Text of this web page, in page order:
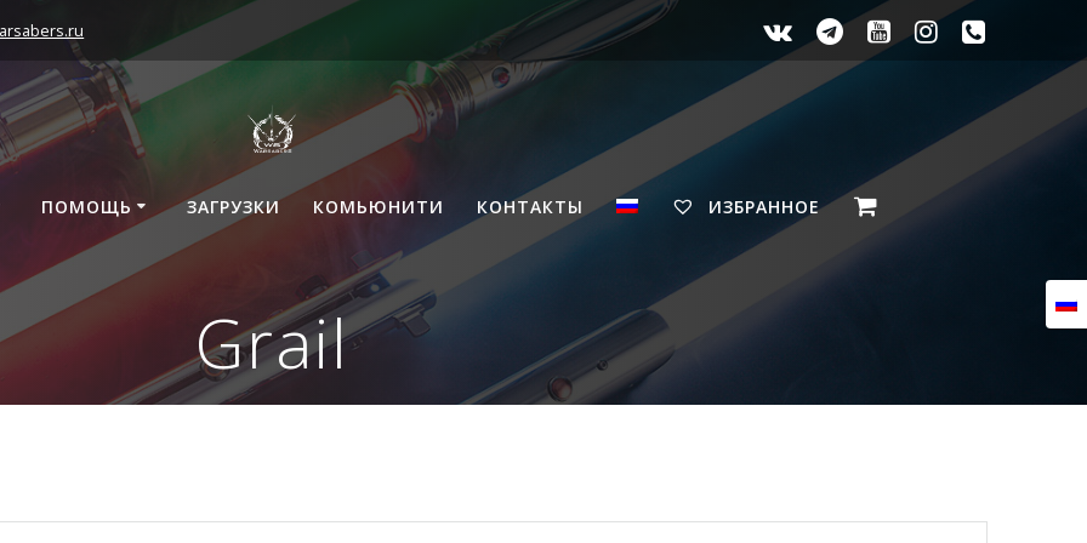
ПОМОЩЬ ЗАГРУЗКИ КОМЬЮНИТИ КОНТАКТЫ ИЗБРАННОЕ
Grail